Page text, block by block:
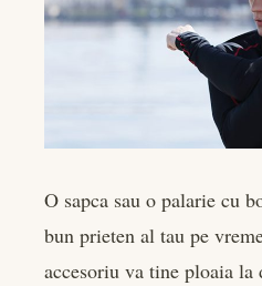
O sapca sau o palarie cu
bun prieten al tau pe
accesoriu va tine ploaia la